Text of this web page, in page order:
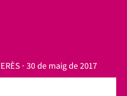
· 30 de maig de 2017